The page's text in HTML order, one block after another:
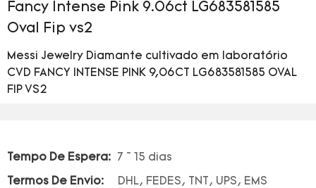
Fancy Intense Pink 9.06ct LG683581585
Oval Fip vs2
Messi Jewelry Diamante cultivado em laboratório
CVD FANCY INTENSE PINK 9,06CT LG683581585 OVAL
FIP VS2
Tempo De Espera: 7 ~ 15 dias
Termos De Envio: DHL, FEDES, TNT, UPS, EMS